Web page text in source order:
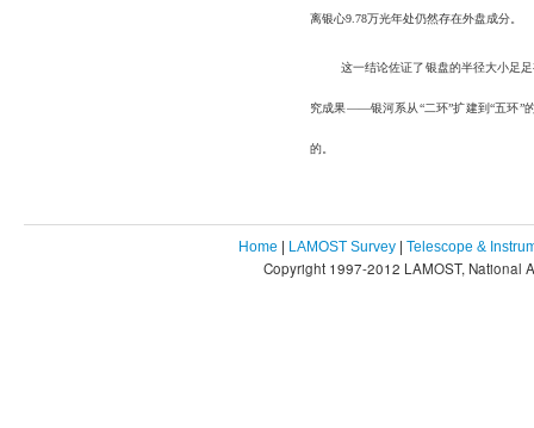
离银心9.78万光年处仍然存在外盘成分。
这一结论佐证了银盘的半径大小足
究成果——银河系从“二环”扩建到“五环”
的。
Home | LAMOST Survey | Telescope &
Copyright 1997-2012 LAMOST, National